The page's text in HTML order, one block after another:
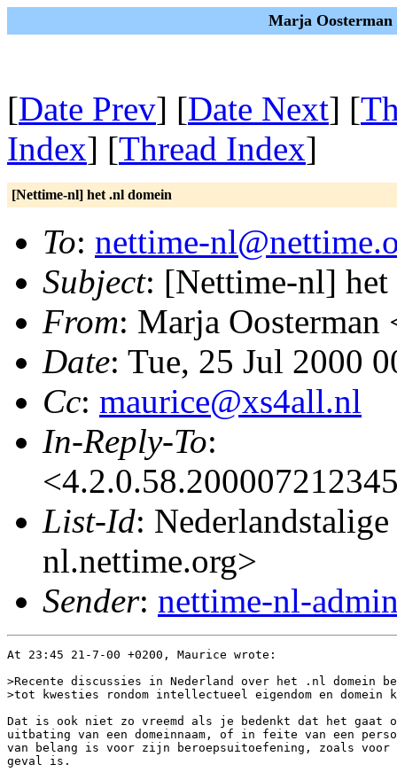
Marja Oosterman
[Date Prev] [Date Next] [
Index] [Thread Index]
[Nettime-nl] het .nl domein
To: nettime-
Subject: [Nettime-nl] het
From: Marja Oosterman
Date: Tue, 25 Jul 2000
Cc: maurice@xs4all.nl
In-Reply-To:
List-Id:
nl.nettime.org>
Sender: nettime-nl-
At 23:45 21-7-00 +0200, Maurice wrote:
>Recente discussies in Nederland over het .nl domein
>tot kwesties rondom intellectueel eigendom en domein
Dat is ook niet zo vreemd als je bedenkt dat het gaat
uitbating van een domeinnaam, of in feite van een
van belang is voor zijn beroepsuitoefening, zoals
geval is.